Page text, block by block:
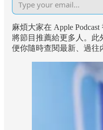
麻煩大家在 Apple
將節目推薦給更多人。此
便你隨時查閱最新、過往